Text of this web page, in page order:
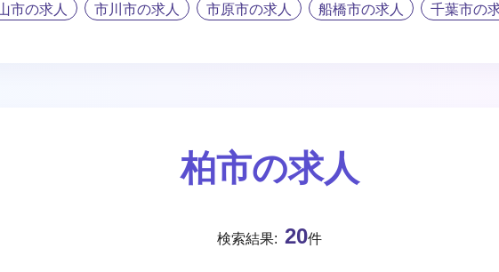
市の求人 市川市の求人 市原市の求人 船橋市の求人 千葉市の
柏市の求人
検索結果: 20件